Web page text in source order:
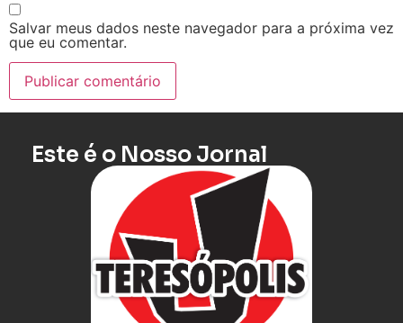
Salvar meus dados neste navegador para a próxima vez
que eu comentar.
Este é o Nosso Jornal